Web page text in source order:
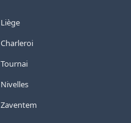
Liège
Charleroi
Tournai
Nivelles
Zaventem